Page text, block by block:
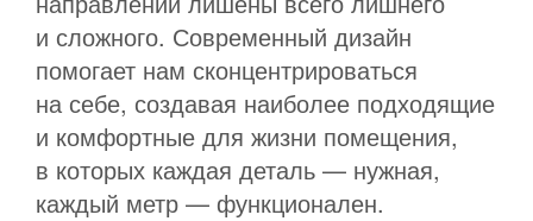
и сложного. Современный дизайн
помогает нам сконцентрироваться
на себе, создавая наиболее подходящие
и комфортные для жизни помещения,
в которых каждая деталь — нужная,
каждый метр — функционален.